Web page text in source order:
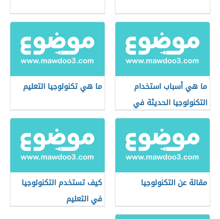
ما هي أسباب استخدام
التكنولوجيا الحديثة في
التعليم
ما هي تكنولوجيا التعليم
مقالة عن التكنولوجيا
كيف تستخدم التكنولوجيا
في التعليم